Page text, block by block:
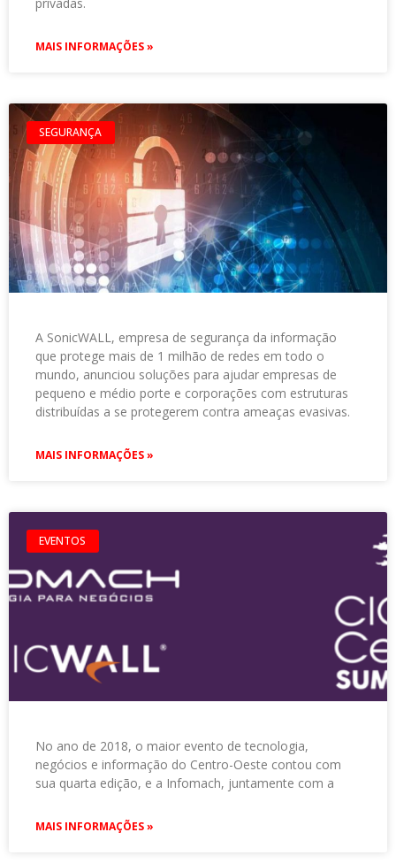
MAIS INFORMAÇÕES »
SEGURANÇA
A SonicWALL, empresa de segurança da informação
que protege mais de 1 milhão de redes em todo o
mundo, anunciou soluções para ajudar empresas de
pequeno e médio porte e corporações com estruturas
distribuídas a se protegerem contra ameaças evasivas.
MAIS INFORMAÇÕES »
EVENTOS
No ano de 2018, o maior evento de tecnologia,
negócios e informação do Centro-Oeste contou com
sua quarta edição, e a Infomach, juntamente com a
MAIS INFORMAÇÕES »